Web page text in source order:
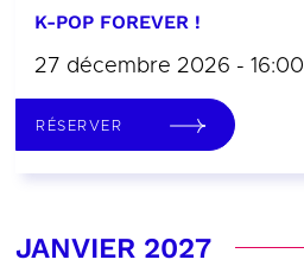
K-POP FOREVER !
27 décembre 2026 - 16:00
RÉSERVER
JANVIER 2027